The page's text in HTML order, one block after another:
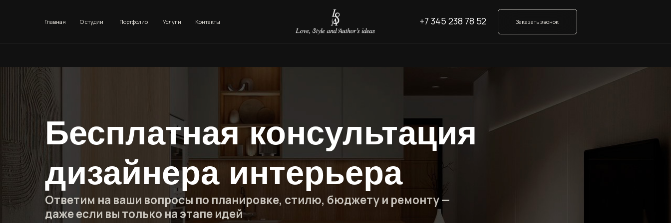
О студии Портфолио Услуги Контакты Заказать звонок
+7 345 238 78 52
Главная
Бесплатная консультация
дизайнера интерьера
Ответим на ваши вопросы по планировке, стилю, бюджету и ремонту —
даже если вы только на этапе идей
20–30 минут живого общения с дизайнером